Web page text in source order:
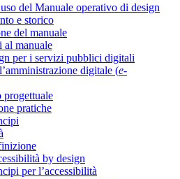
del Manuale operativo di design
e storico
del manuale
al manuale
per i servizi pubblici digitali
digitale (e-
progettuale
pratiche
by design
per l’accessibilità